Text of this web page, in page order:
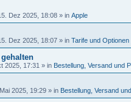
Dez 2025, 18:08 » in Apple
Dez 2025, 18:07 » in Tarife und Optionen
2025, 17:31 » in Bestellung, Versand und
2025, 19:29 » in Bestellung, Versand